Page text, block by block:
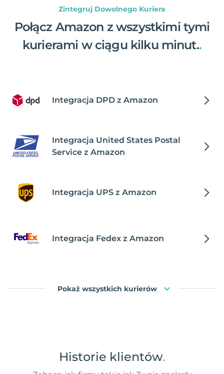
Zintegruj Dowolnego Kuriera
Połącz Amazon z wszystkimi tymi
kurierami w ciągu kilku minut..
Integracja DPD z Amazon
Integracja United States Postal
Service z Amazon
Integracja UPS z Amazon
Integracja Fedex z Amazon
Pokaż wszystkich kurierów
Historie klientów.